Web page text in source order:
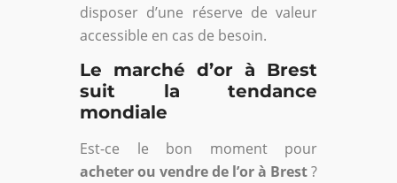
disposer d’une réserve de valeur
accessible en cas de besoin.
Le marché d’or à Brest
suit la tendance
mondiale
Est-ce le bon moment pour
acheter ou vendre de l’or à Brest?